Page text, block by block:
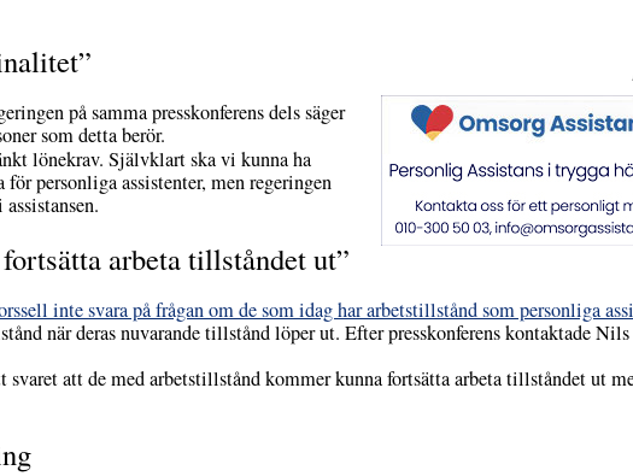
på samma presskonferens dels säger
som detta berör.
lönekrav. Självklart ska vi kunna ha
personliga assistenter, men regeringen
arbeta tillståndet ut”
inte svara på frågan om de som idag har arbetstillstånd som personliga
när deras nuvarande tillstånd löper ut. Efter presskonferens kontaktade Nils
svaret att de med arbetstillstånd kommer kunna fortsätta arbeta tillståndet ut